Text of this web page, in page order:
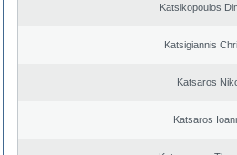
Katsikopoulos
Katsigiannis
Katsaros
Katsaros